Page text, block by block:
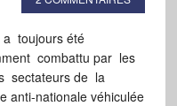
a toujours été
combattu par les
sectateurs de la
anti-nationale véhiculée